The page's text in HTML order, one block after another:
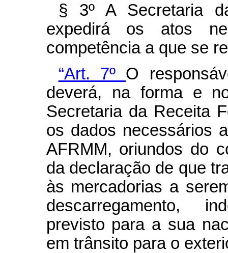
§ 3º A Secretaria
expedirá os atos
competência a que se
“Art. 7º O
deverá, na forma e
Secretaria da Receita
os dados necessários
AFRMM, oriundos do
da declaração de que
às mercadorias a
descarregamento,
previsto para a sua
em trânsito para o